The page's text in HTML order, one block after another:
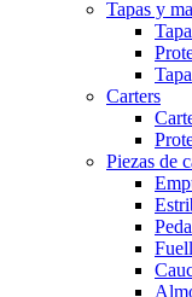
Tapas y
Carters
Piezas de